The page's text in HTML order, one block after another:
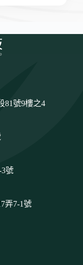
81號9樓之4
號
弄7-1號